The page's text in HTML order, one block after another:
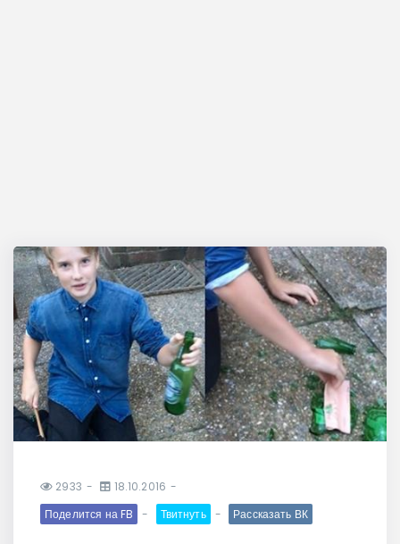
2933
18.10.2016
Поделится на FB
Твитнуть Рассказать ВК